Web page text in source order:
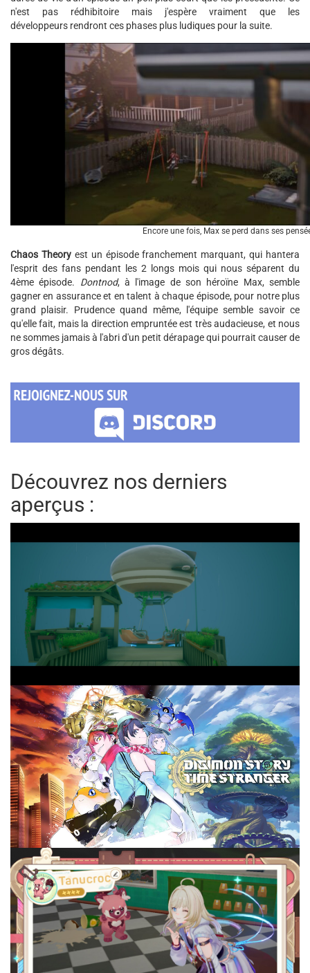
n'est pas rédhibitoire mais j'espère vraiment que les
développeurs rendront ces phases plus ludiques pour la suite.
Encore une fois, Max se perd dans ses
Chaos Theoryest un épisode franchement marquant, qui hantera
l'esprit des fans pendant les 2 longs mois qui nous séparent du
4ème épisode. Dontnod, à l'image de son héroïne Max, semble
gagner en assurance et en talent à chaque épisode, pour notre plus
grand plaisir. Prudence quand même, l'équipe semble savoir ce
qu'elle fait, mais la direction empruntée est très audacieuse, et nous
ne sommes jamais à l'abri d'un petit dérapage qui pourrait causer de
gros dégâts.
Découvrez nos derniers
aperçus :